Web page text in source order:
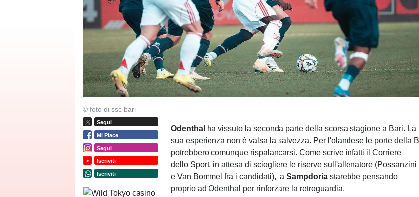
© foto di ssc bari
Segui
Mi Piace
Segui
Iscriviti
Iscriviti
Odenthal ha vissuto la seconda parte della scorsa stagione a Bari. La
sua esperienza non è valsa la salvezza. Per l'olandese le porte della B
potrebbero comunque rispalancarsi. Come scrive infatti il Corriere
dello Sport, in attesa di sciogliere le riserve sull'allenatore (Possanzini
e Van Bommel fra i candidati), laSampdoriastarebbe pensando
proprio ad Odenthal per rinforzare la retroguardia.